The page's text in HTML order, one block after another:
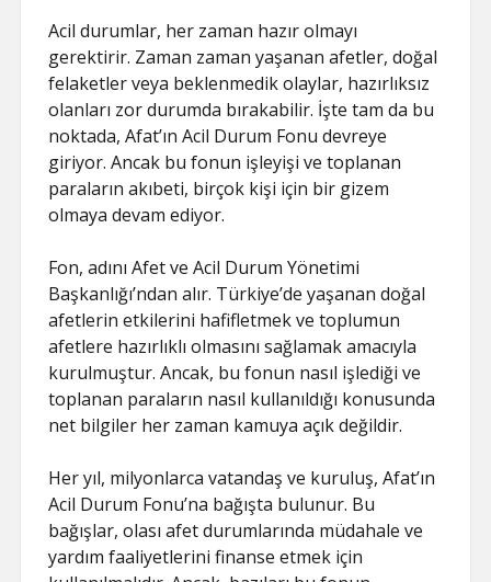
Acil durumlar, her zaman hazır olmayı
gerektirir. Zaman zaman yaşanan afetler, doğal
felaketler veya beklenmedik olaylar, hazırlıksız
olanları zor durumda bırakabilir. İşte tam da bu
noktada, Afat’ın Acil Durum Fonu devreye
giriyor. Ancak bu fonun işleyişi ve toplanan
paraların akıbeti, birçok kişi için bir gizem
olmaya devam ediyor.
Fon, adını Afet ve Acil Durum Yönetimi
Başkanlığı’ndan alır. Türkiye’de yaşanan doğal
afetlerin etkilerini hafifletmek ve toplumun
afetlere hazırlıklı olmasını sağlamak amacıyla
kurulmuştur. Ancak, bu fonun nasıl işlediği ve
toplanan paraların nasıl kullanıldığı konusunda
net bilgiler her zaman kamuya açık değildir.
Her yıl, milyonlarca vatandaş ve kuruluş, Afat’ın
Acil Durum Fonu’na bağışta bulunur. Bu
bağışlar, olası afet durumlarında müdahale ve
yardım faaliyetlerini finanse etmek için